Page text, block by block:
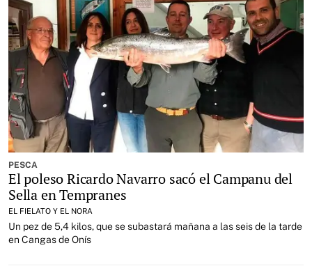
PESCA
El poleso Ricardo Navarro sacó el Campanu del
Sella en Tempranes
EL FIELATO Y EL NORA
Un pez de 5,4 kilos, que se subastará mañana a las seis de la tarde
en Cangas de Onís